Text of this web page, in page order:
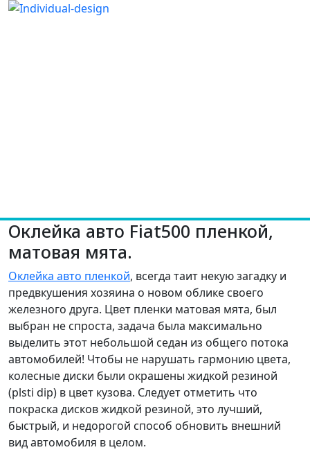
Оклейка авто Fiat500 пленкой,
матовая мята.
Оклейка авто пленкой, всегда таит некую загадку и
предвкушения хозяина о новом облике своего
железного друга. Цвет пленки матовая мята, был
выбран не спроста, задача была максимально
выделить этот небольшой седан из общего потока
автомобилей! Чтобы не нарушать гармонию цвета,
колесные диски были окрашены жидкой резиной
(plsti dip) в цвет кузова. Следует отметить что
покраска дисков жидкой резиной, это лучший,
быстрый, и недорогой способ обновить внешний
вид автомобиля в целом.